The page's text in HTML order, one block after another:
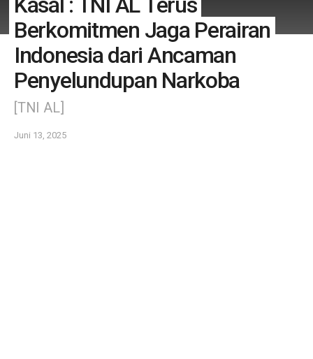
Berkomitmen Jaga Perairan
Indonesia dari Ancaman
Penyelundupan Narkoba
[TNI AL]
Juni 13, 2025